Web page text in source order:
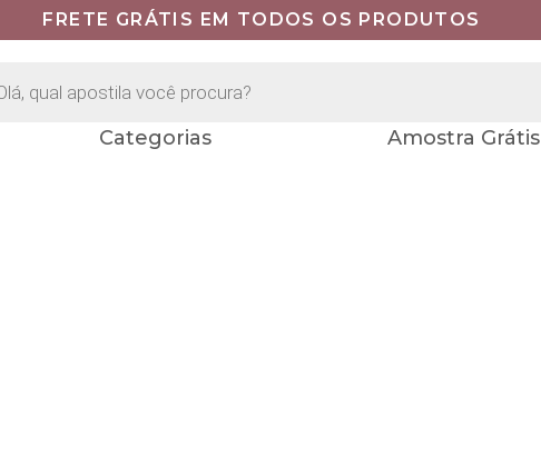
FRETE GRÁTIS EM TODOS OS PRODUTOS
Categorias Amostra Grátis